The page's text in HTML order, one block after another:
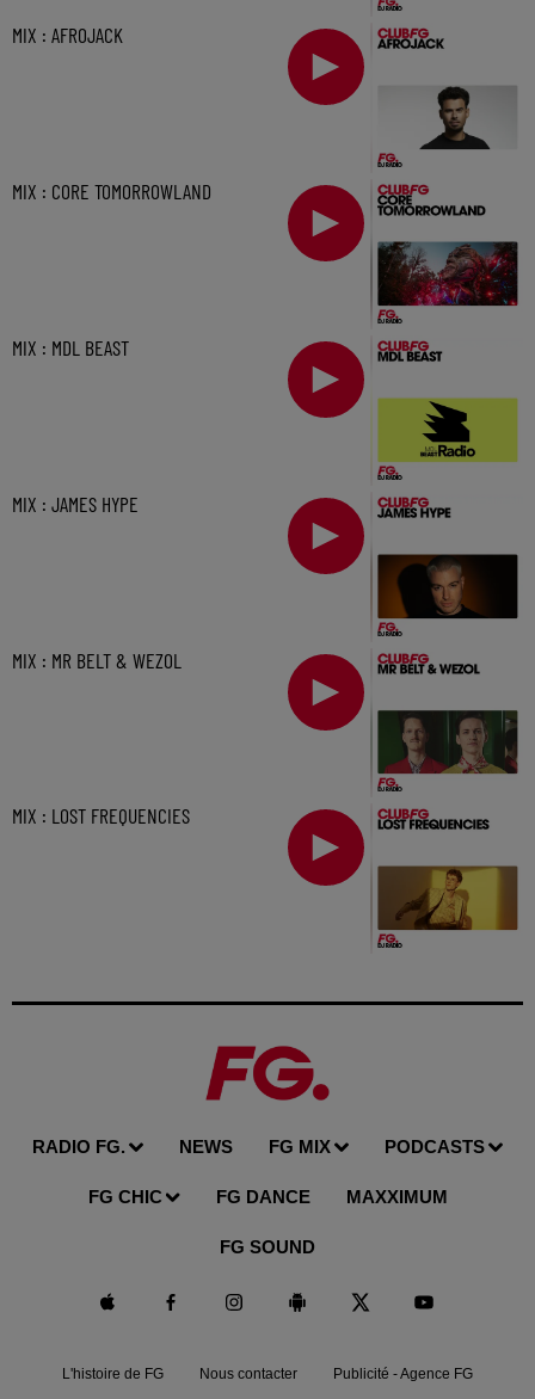
MIX : AFROJACK
MIX : CORE TOMORROWLAND
MIX : MDL BEAST
MIX : JAMES HYPE
MIX : MR BELT & WEZOL
MIX : LOST FREQUENCIES
RADIO FG. NEWS FG MIX PODCASTS
FG CHIC FG DANCE MAXXIMUM
FG SOUND
L'histoire de FG Nous contacter Publicité - Agence FG